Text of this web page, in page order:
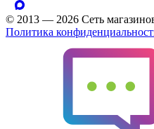
© 2013 — 2026 Сеть
Политика